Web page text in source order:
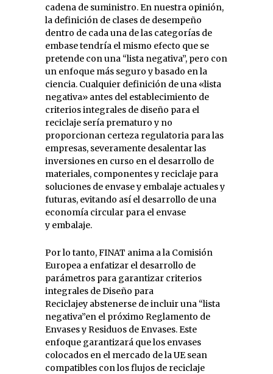
cadena de suministro. En nuestra opinión,
la definición de clases de desempeño
dentro de cada una de las categorías de
embase tendría el mismo efecto que se
pretende con una “lista negativa”, pero con
un enfoque más seguro y basado en la
ciencia. Cualquier definición de una «lista
negativa» antes del establecimiento de
criterios integrales de diseño para el
reciclaje sería prematuro y no
proporcionan certeza regulatoria para las
empresas, severamente desalentar las
inversiones en curso en el desarrollo de
materiales, componentes y reciclaje para
soluciones de envase y embalaje actuales y
futuras, evitando así el desarrollo de una
economía circular para el envase
y embalaje.
Por lo tanto, FINAT anima a la Comisión
Europea a enfatizar el desarrollo de
parámetros para garantizar criterios
integrales de Diseño para
Reciclajey abstenerse de incluir una “lista
negativa”en el próximo Reglamento de
Envases y Residuos de Envases. Este
enfoque garantizará que los envases
colocados en el mercado de la UE sean
compatibles con los flujos de reciclaje